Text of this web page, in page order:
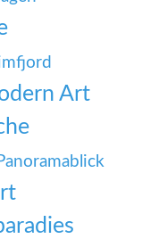
Art